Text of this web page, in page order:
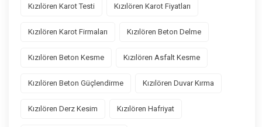
Kızılören Karot Testi Kızılören Karot Fiyatları
Kızılören Karot Firmaları Kızılören Beton Delme
Kızılören Beton Kesme Kızılören Asfalt Kesme
Kızılören Beton Güçlendirme Kızılören Duvar Kırma
Kızılören Derz Kesim Kızılören Hafriyat